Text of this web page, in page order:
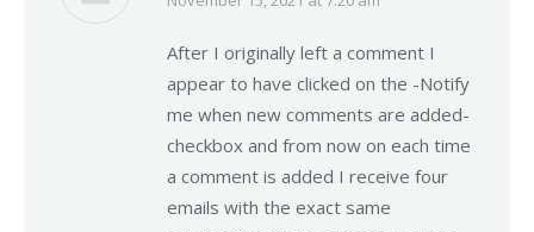
After I originally left a comment I
appear to have clicked on the -Notify
me when new comments are added-
checkbox and from now on each time
a comment is added I receive four
emails with the exact same